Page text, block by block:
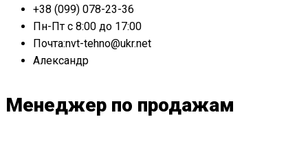
+38 (099) 078-23-36
Пн-Пт с 8:00 до 17:00
Почта:nvt-tehno@ukr.net
Александр
Менеджер по продажам